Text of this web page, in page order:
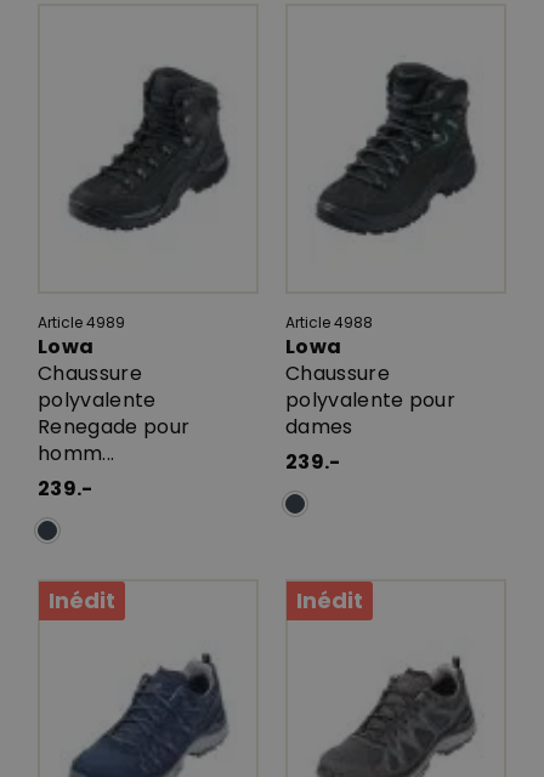
Article 4989
Lowa
Chaussure
polyvalente
Renegade pour
homm...
239.-
Article 4988
Lowa
Chaussure
polyvalente pour
dames
239.-
Inédit Inédit